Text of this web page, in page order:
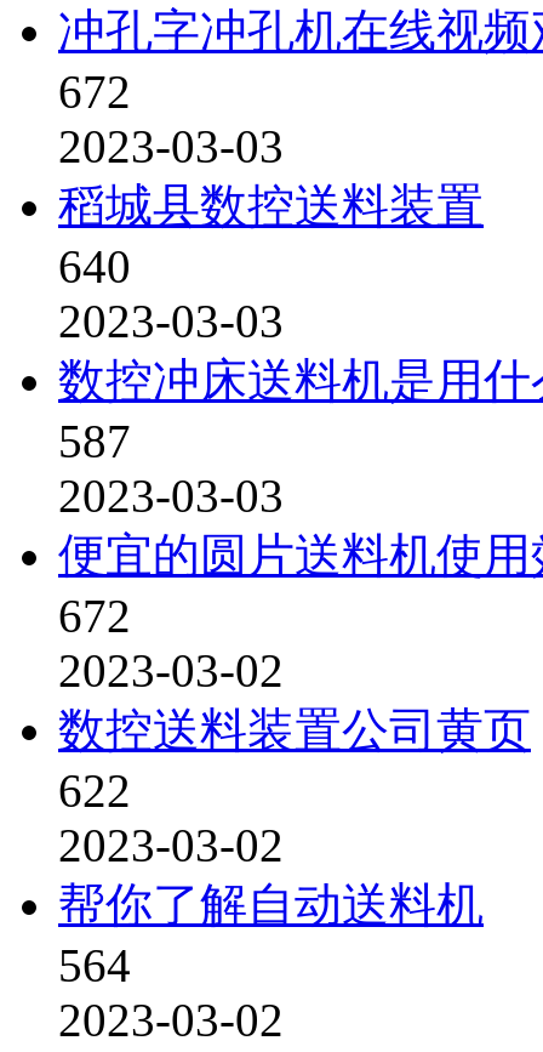
冲孔字冲孔机在线视频
672
2023-03-03
稻城县数控送料装置
640
2023-03-03
数控冲床送料机是用
587
2023-03-03
便宜的圆片送料机使
672
2023-03-02
数控送料装置公司黄页
622
2023-03-02
帮你了解自动送料机
564
2023-03-02